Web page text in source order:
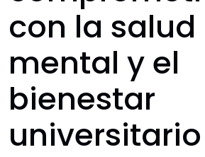
con la salud
mental y el
bienestar
universitario